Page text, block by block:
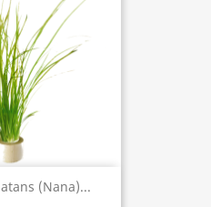
(nana)...